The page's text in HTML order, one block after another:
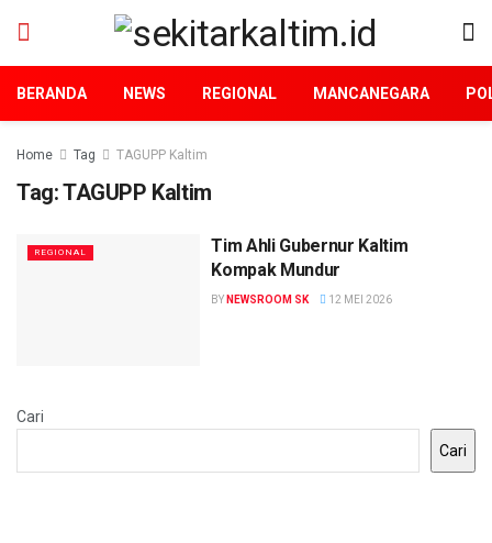
BERANDA NEWS REGIONAL MANCANEGARA
Home Tag TAGUPP Kaltim
Tag:TAGUPP Kaltim
REGIONAL
Tim Ahli Gubernur Kaltim
Kompak Mundur
BY NEWSROOM SK 12 MEI 2026
Cari
Cari